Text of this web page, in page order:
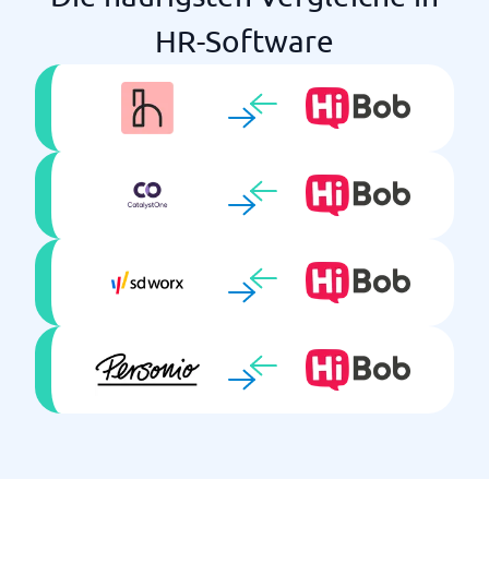
Leistungsmanagement
Mitarbeitergespräche
Rekrutierung
Selbstbedienung
Verfügt über ein eigenes
Gehaltsabrechnungssystem
Vergütungsmanagement
Zeiterfassung
Zertifizierung
HR-Software